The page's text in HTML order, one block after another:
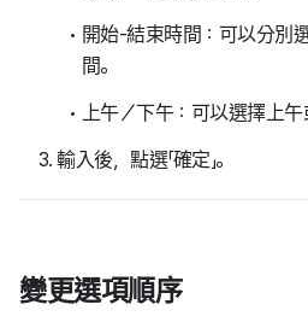
開始-結束時間：可以分別
間。
上午／下午：可以選擇上午
輸入後，點選「確定」。
變更選項順序